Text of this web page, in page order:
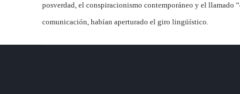
posverdad, el conspiracionismo contemporáneo y el llamado
comunicación, habían aperturado el giro lingüístico.